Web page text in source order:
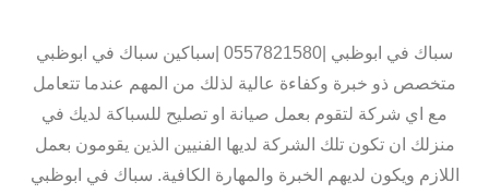
سباك في ابوظبي |0557821580 |سباكين سباك في ابوظبي
متخصص ذو خبرة وكفاءة عالية لذلك من المهم عندما تتعامل
مع اي شركة لتقوم بعمل صيانة او تصليح للسباكة لديك في
منزلك ان تكون تلك الشركة لديها الفنيين الذين يقومون بعمل
اللازم ويكون لديهم الخبرة والمهارة الكافية. سباك في ابوظبي